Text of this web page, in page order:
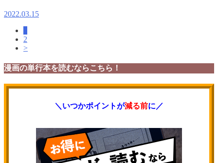
2022.03.15
2
>
漫画の単行本を読むならこちら！
＼いつかポイントが減る前に／